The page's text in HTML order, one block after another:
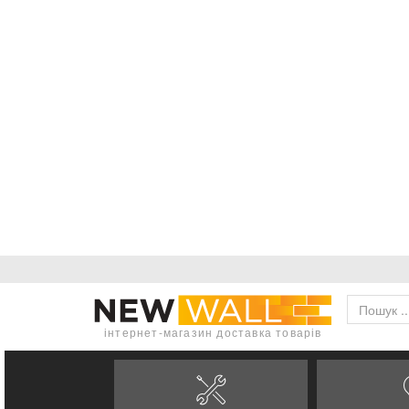
інтернет-магазин доставка товарів